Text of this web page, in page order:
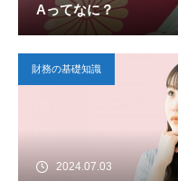
Aってなに？
財務の基礎知識
2024.07.03